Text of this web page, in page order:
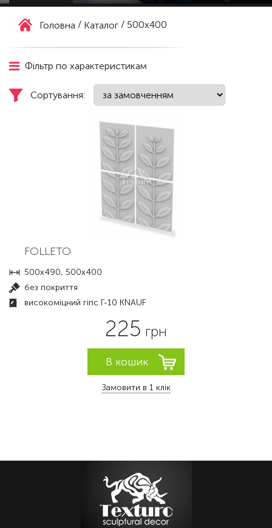
Головна / Каталог / 500х400
Фільтр по характеристикам
Сортування:
FOLLETO
500х490, 500х400
без покриття
високоміцний гіпс Г-10 KNAUF
225 грн
Замовити в 1 клік